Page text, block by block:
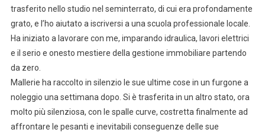
trasferito nello studio nel seminterrato, di cui era profondamente
grato, e l’ho aiutato a iscriversi a una scuola professionale locale.
Ha iniziato a lavorare con me, imparando idraulica, lavori elettrici
e il serio e onesto mestiere della gestione immobiliare partendo
da zero.
Mallerie ha raccolto in silenzio le sue ultime cose in un furgone a
noleggio una settimana dopo. Si è trasferita in un altro stato, ora
molto più silenziosa, con le spalle curve, costretta finalmente ad
affrontare le pesanti e inevitabili conseguenze delle sue